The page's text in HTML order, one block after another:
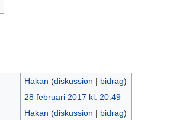
Hakan (diskussion | bidrag)
28 februari 2017 kl. 20.49
Hakan (diskussion | bidrag)